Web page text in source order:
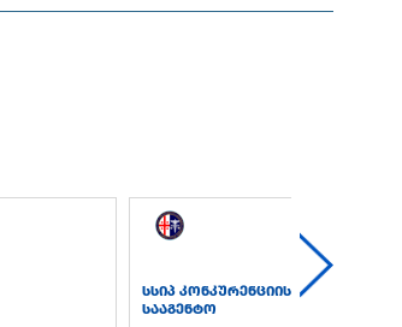
სსიპ კონკურენციის
სააგენტო